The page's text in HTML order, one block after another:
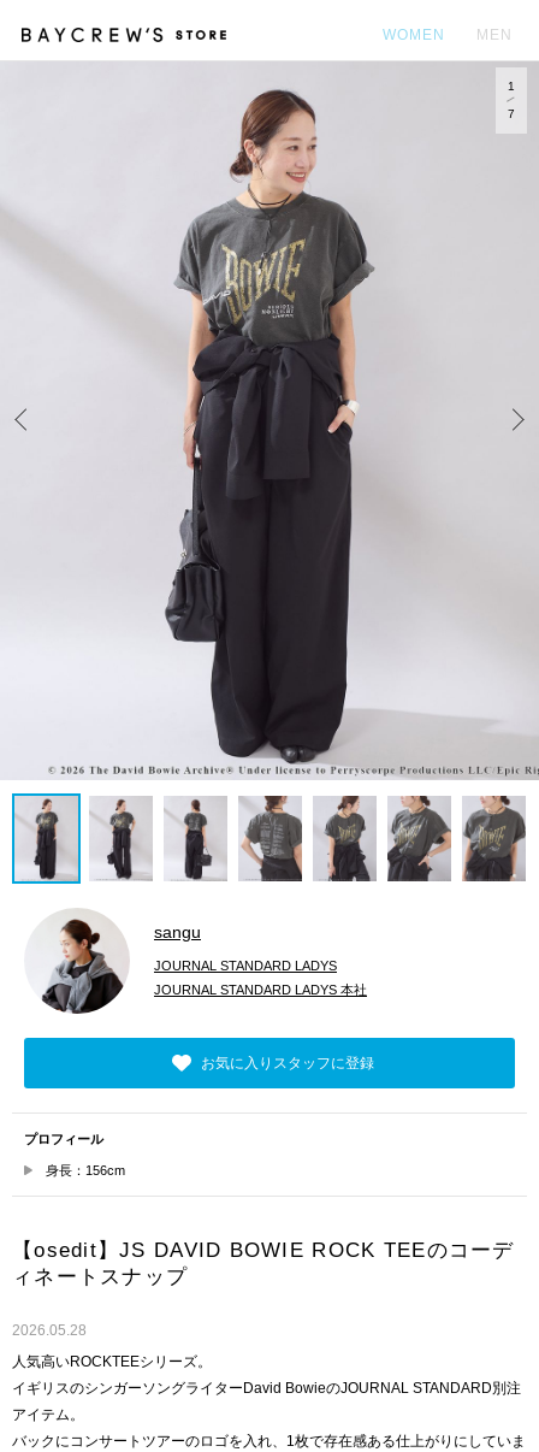
WOMEN MEN
1
7
sangu
JOURNAL STANDARD LADYS
JOURNAL STANDARD LADYS 本社
お気に入りスタッフに登録
プロフィール
身長：156cm
【osedit】JS DAVID BOWIE ROCK TEEのコーデ
ィネートスナップ
2026.05.28
人気高いROCKTEEシリーズ。
イギリスのシンガーソングライターDavid BowieのJOURNAL STANDARD別注
アイテム。
バックにコンサートツアーのロゴを入れ、1枚で存在感ある仕上がりにしていま